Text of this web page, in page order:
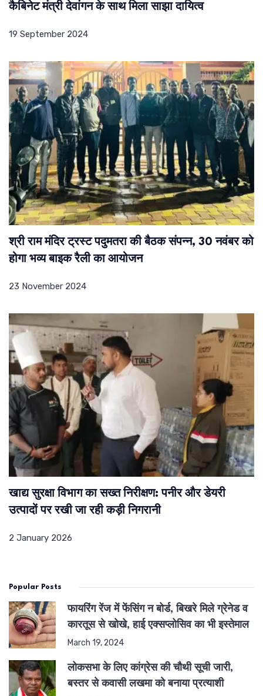
कैबिनेट मंत्री देवांगन के साथ मिला साझा दायित्व
19 September 2024
श्री राम मंदिर ट्रस्ट पदुमतरा की बैठक संपन्न, 30 नवंबर को
होगा भव्य बाइक रैली का आयोजन
23 November 2024
खाद्य सुरक्षा विभाग का सख्त निरीक्षण: पनीर और डेयरी
उत्पादों पर रखी जा रही कड़ी निगरानी
2 January 2026
Popular Posts
फायरिंग रेंज में फेंसिंग न बोर्ड, बिखरे मिले ग्रेनेड व
कारतूस से खोखे, हाई एक्सप्लोसिव का भी इस्तेमाल
March 19, 2024
लोकसभा के लिए कांग्रेस की चौथी सूची जारी,
बस्तर से कवासी लखमा को बनाया प्रत्याशी